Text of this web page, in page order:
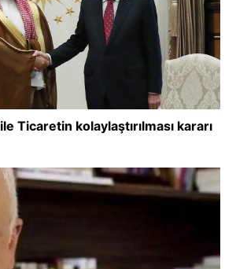
Ticaretin kolaylaştırılması kararı